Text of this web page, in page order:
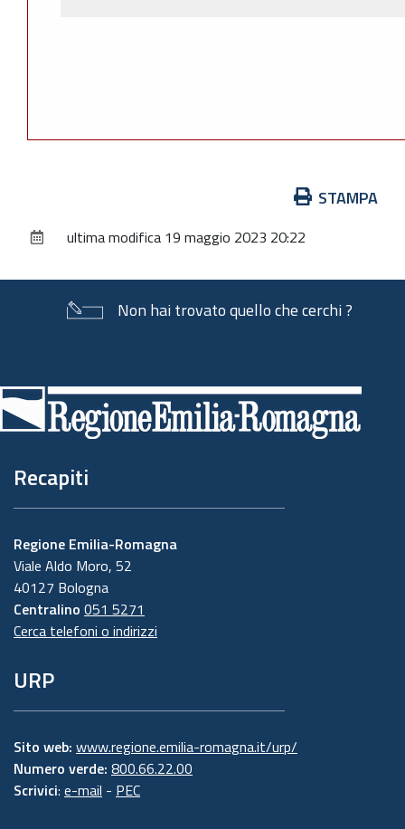
documento
STAMPA
ultima modifica 19 maggio 2023 20:22
Non hai trovato quello che cerchi ?
di
pagina
Recapiti
Regione Emilia-Romagna
Viale Aldo Moro, 52
40127 Bologna
Centralino 051 5271
Cerca telefoni o indirizzi
URP
Sito web: www.regione.emilia-romagna.it/urp/
Numero verde: 800.66.22.00
Scrivici: e-mail - PEC